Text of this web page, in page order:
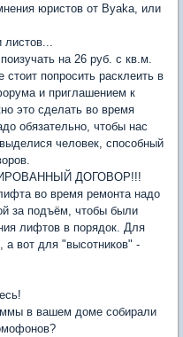
юристов от Byaka, или
на 26 руб. с кв.м.
попросить расклеить в
и приглашением к
это сделать во время
обязательно, чтобы нас
человек, способный
ДОГОВОР!!!
во время ремонта надо
за подъём, чтобы были
лифтов в порядок. Для
а вот для "высотников" -
в вашем доме собирали